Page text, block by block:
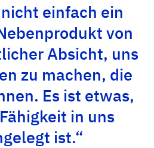
einfach ein
von
Absicht, uns
zu machen, die
Es ist etwas,
in uns
ist.“